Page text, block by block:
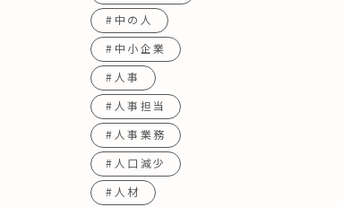
#中の人
#中小企業
#人事
#人事担当
#人事業務
#人口減少
#人材